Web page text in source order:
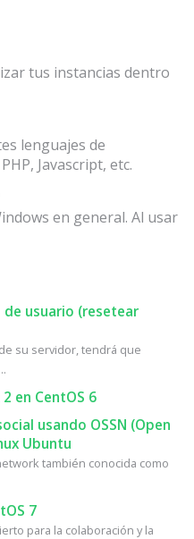
tus instancias dentro
lenguajes de
Javascript, etc.
en general. Al usar
usuario (resetear
su servidor, tendrá que
en CentOS 6
usando OSSN (Open
Ubuntu
también conocida como
7
para la colaboración y la